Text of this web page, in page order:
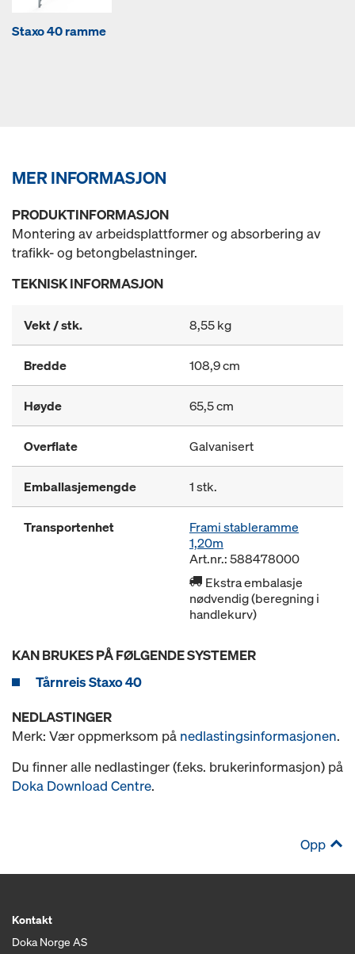
Staxo 40 ramme
MER INFORMASJON
PRODUKTINFORMASJON
Montering av arbeidsplattformer og absorbering av
trafikk- og betongbelastninger.
TEKNISK INFORMASJON
Vekt / stk. 8,55 kg
Bredde 108,9 cm
Høyde 65,5 cm
Overflate Galvanisert
Emballasjemengde 1 stk.
Transportenhet
Frami stableramme
1,20m
Art.nr.: 588478000
Ekstra embalasje
nødvendig (beregning i
handlekurv)
KAN BRUKES PÅ FØLGENDE SYSTEMER
Tårnreis Staxo 40
NEDLASTINGER
Merk: Vær oppmerksom på nedlastingsinformasjonen.
Du finner alle nedlastinger (f.eks. brukerinformasjon) på
Doka Download Centre.
Opp
Kontakt
Doka Norge AS